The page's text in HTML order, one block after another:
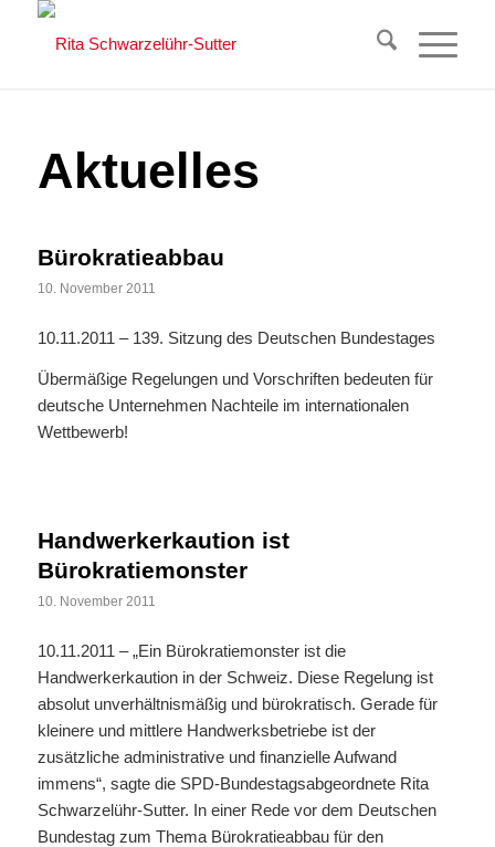
Aktuelles
Bürokratieabbau
10. November 2011
10.11.2011 – 139. Sitzung des Deutschen Bundestages
Übermäßige Regelungen und Vorschriften bedeuten für
deutsche Unternehmen Nachteile im internationalen
Wettbewerb!
Handwerkerkaution ist
Bürokratiemonster
10. November 2011
10.11.2011 – „Ein Bürokratiemonster ist die
Handwerkerkaution in der Schweiz. Diese Regelung ist
absolut unverhältnismäßig und bürokratisch. Gerade für
kleinere und mittlere Handwerksbetriebe ist der
zusätzliche administrative und finanzielle Aufwand
immens“, sagte die SPD-Bundestagsabgeordnete Rita
Schwarzelühr-Sutter. In einer Rede vor dem Deutschen
Bundestag zum Thema Bürokratieabbau für den